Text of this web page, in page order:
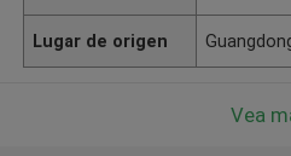
Lugar de origen
Vea